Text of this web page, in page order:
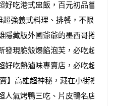
好吃港式盅飯，百元初品嘗粵菜
超強義式料理、排餐，不限時不
隱藏版外國爺爺的墨西哥捲餅
發現脆殼爆餡泡芙，必吃超特別
好吃熱滷味專賣店，必吃超入味
】高雄超神秘，藏在小街裡的
人氣烤鴨三吃、片皮鴨名店，鳥